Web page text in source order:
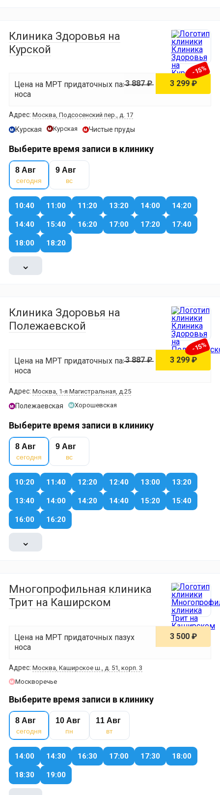
Клиника Здоровья на
Курской
Цена на МРТ придаточных пазух
носа
3 299 ₽
3 887 ₽
-15%
Адрес: Москва, Подсосенский пер., д. 17
м Курская м Курская м Чистые пруды
Выберите время записи в клинику
8 Авг
сегодня
9 Авг
вс
10:40 11:00 11:20 13:20 14:00 14:20
14:40 15:40 16:20 17:00 17:20 17:40
18:00 18:20
⌄
Клиника Здоровья на
Полежаевской
Цена на МРТ придаточных пазух
носа
3 299 ₽
3 887 ₽
-15%
Адрес: Москва, 1-я Магистральная, д.25
м Полежаевская м Хорошевская
Выберите время записи в клинику
8 Авг
сегодня
9 Авг
вс
10:20 11:40 12:20 12:40 13:00 13:20
13:40 14:00 14:20 14:40 15:20 15:40
16:00 16:20
⌄
Многопрофильная клиника
Трит на Каширском
Цена на МРТ придаточных пазух
носа
3 500 ₽
Адрес: Москва, Каширское ш., д. 51, корп. 3
м Москворечье
Выберите время записи в клинику
8 Авг
сегодня
10 Авг
пн
11 Авг
вт
14:00 14:30 16:30 17:00 17:30 18:00
18:30 19:00